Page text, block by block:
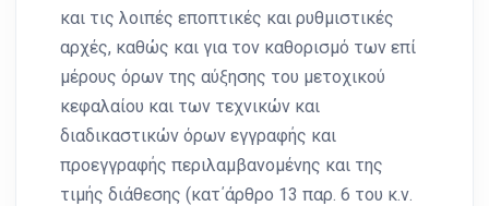
και τις λοιπές εποπτικές και ρυθμιστικές
αρχές, καθώς και για τον καθορισμό των επί
μέρους όρων της αύξησης του μετοχικού
κεφαλαίου και των τεχνικών και
διαδικαστικών όρων εγγραφής και
προεγγραφής περιλαμβανομένης και της
τιμής διάθεσης (κατ΄άρθρο 13 παρ. 6 του κ.ν.